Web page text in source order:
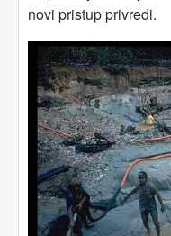
novi pristup privredi.